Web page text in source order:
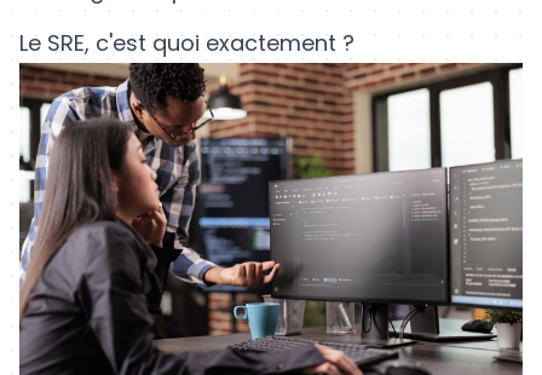
Le SRE, c'est quoi exactement ?